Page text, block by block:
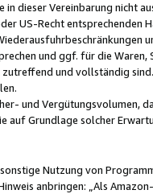
dieser Vereinbarung nicht
US-Recht entsprechenden
und ggf. für die
und vollständig
und Vergütungsvolumen,
auf Grundlage solcher
Nutzung von
anbringen: „Als